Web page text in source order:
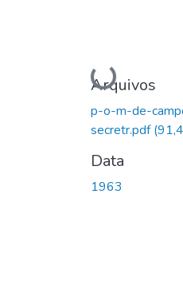
Carregando...
Arquivos
p-o-m-de-
secretr.pdf
Data
1963